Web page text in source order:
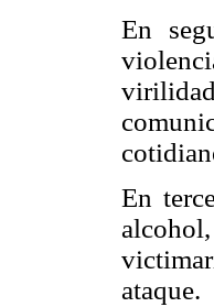
En
En
ataque.